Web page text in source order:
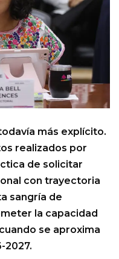
más explícito.
realizados por
de solicitar
con trayectoria
sangría de
la capacidad
se aproxima
2027.